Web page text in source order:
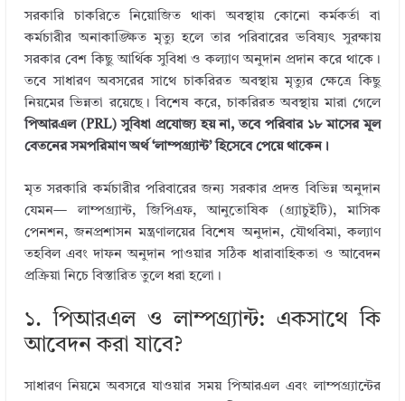
m
bl
r
k
e
dI
n
it
te
r
e
b
o
o
k
ar
e
সরকারি চাকরিতে নিয়োজিত থাকা অবস্থায় কোনো কর্মকর্তা বা
কর্মচারীর অনাকাঙ্ক্ষিত মৃত্যু হলে তার পরিবারের ভবিষ্যৎ সুরক্ষায়
সরকার বেশ কিছু আর্থিক সুবিধা ও কল্যাণ অনুদান প্রদান করে থাকে।
তবে সাধারণ অবসরের সাথে চাকরিরত অবস্থায় মৃত্যুর ক্ষেত্রে কিছু
নিয়মের ভিন্নতা রয়েছে। বিশেষ করে, চাকরিরত অবস্থায় মারা গেলে
পিআরএল (PRL) সুবিধা প্রযোজ্য হয় না, তবে পরিবার ১৮ মাসের মূল
বেতনের সমপরিমাণ অর্থ ‘লাম্পগ্র্যান্ট’ হিসেবে পেয়ে থাকেন।
মৃত সরকারি কর্মচারীর পরিবারের জন্য সরকার প্রদত্ত বিভিন্ন অনুদান
যেমন— লাম্পগ্র্যান্ট, জিপিএফ, আনুতোষিক (গ্র্যাচুইটি), মাসিক
পেনশন, জনপ্রশাসন মন্ত্রণালয়ের বিশেষ অনুদান, যৌথবিমা, কল্যাণ
তহবিল এবং দাফন অনুদান পাওয়ার সঠিক ধারাবাহিকতা ও আবেদন
প্রক্রিয়া নিচে বিস্তারিত তুলে ধরা হলো।
১. পিআরএল ও লাম্পগ্র্যান্ট: একসাথে কি
আবেদন করা যাবে?
সাধারণ নিয়মে অবসরে যাওয়ার সময় পিআরএল এবং লাম্পগ্র্যান্টের